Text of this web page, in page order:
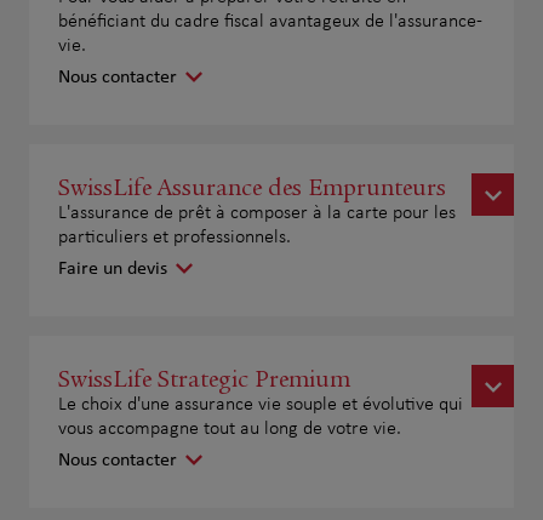
bénéficiant du cadre fiscal avantageux de l'assurance-
vie.
Nous contacter
SwissLife Assurance des Emprunteurs
L'assurance de prêt à composer à la carte pour les
particuliers et professionnels.
Faire un devis
SwissLife Strategic Premium
Le choix d'une assurance vie souple et évolutive qui
vous accompagne tout au long de votre vie.
Nous contacter